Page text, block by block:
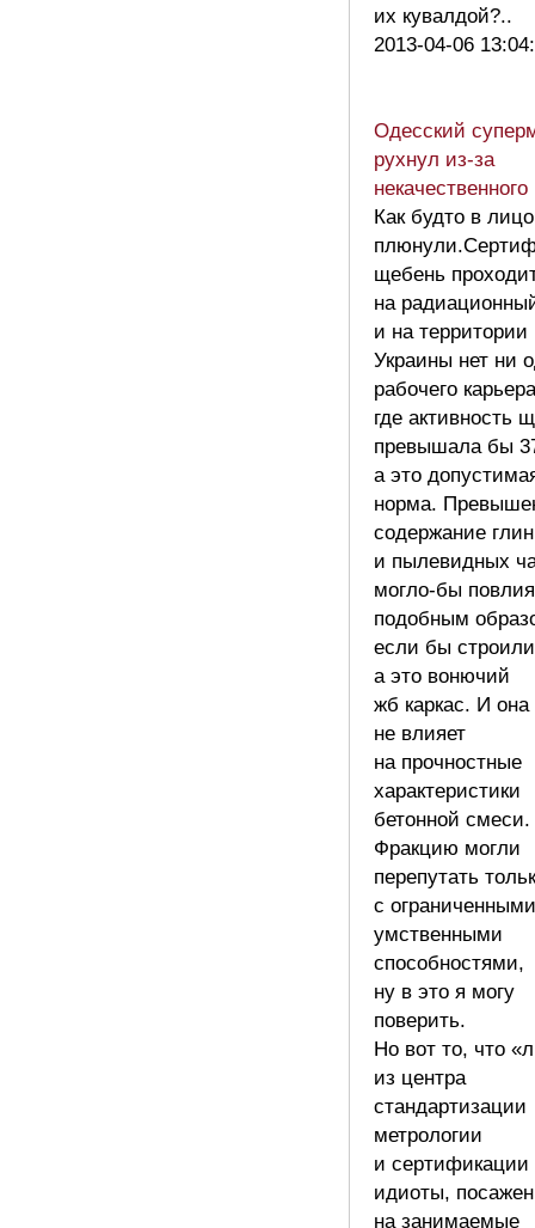
их кувалдой?..
2013-04-06
Одесский
рухнул из-за
Как будто в лицо
щебень
на
и на территории
Украины нет ни
рабочего карьера
где активность
превышала бы
а это
норма.
содержание
и пылевидных
могло-бы
подобным
если бы
а это вонючий
жб каркас. И она
не влияет
на прочностные
характеристики
бетонной смеси.
Фракцию могли
перепутать
с ограниченными
умственными
способностями,
ну в это я могу
поверить.
Но вот то, что
из центра
стандартизации
метрологии
и
идиоты,
на занимаемые